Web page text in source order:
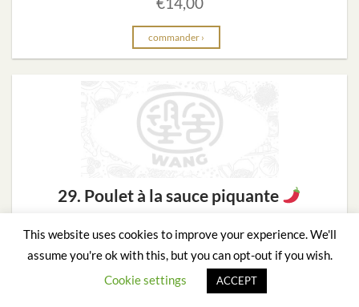
commander ›
29. Poulet à la sauce piquante
commander ›
This website uses cookies to improve your experience. We'll
assume you're ok with this, but you can opt-out if you wish.
Cookie settings
ACCEPT